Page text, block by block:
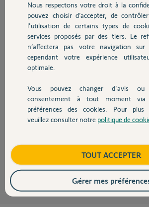
Chauffage
Autres produits
Devis avec un pro
Contact
Stephane C.
il y a presque 8 ans
Participer au fil de
Bonjour Stephane,
Je suppose que vous n'avez pas de télécommande ?
Anonyme il y a presque 8 ans
Nous respectons votre droit à la
pouvez choisir d’accepter, de
l'utilisation de certains types de
services proposés par des tiers. Le
n’affectera pas votre navigation
cependant votre expérience
optimale.
Vous pouvez changer d'avis
consentement à tout moment
préférences des cookies. Pour plus
veuillez consulter notre politique de
TOUT ACCEPTER
Gérer mes